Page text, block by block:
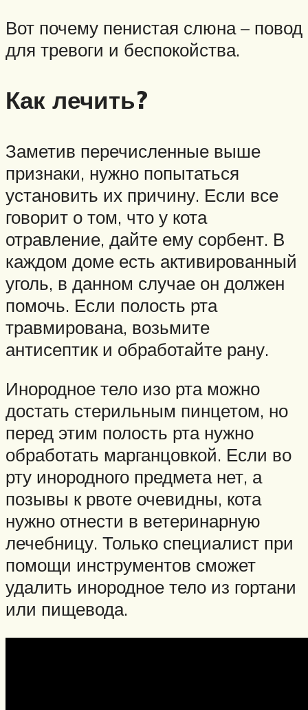
Вот почему пенистая слюна – повод
для тревоги и беспокойства.
Как лечить?
Заметив перечисленные выше
признаки, нужно попытаться
установить их причину. Если все
говорит о том, что у кота
отравление, дайте ему сорбент. В
каждом доме есть активированный
уголь, в данном случае он должен
помочь. Если полость рта
травмирована, возьмите
антисептик и обработайте рану.
Инородное тело изо рта можно
достать стерильным пинцетом, но
перед этим полость рта нужно
обработать марганцовкой. Если во
рту инородного предмета нет, а
позывы к рвоте очевидны, кота
нужно отнести в ветеринарную
лечебницу. Только специалист при
помощи инструментов сможет
удалить инородное тело из гортани
или пищевода.